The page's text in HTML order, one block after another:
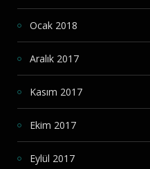
Ocak 2018
Aralık 2017
Kasım 2017
Ekim 2017
Eylül 2017